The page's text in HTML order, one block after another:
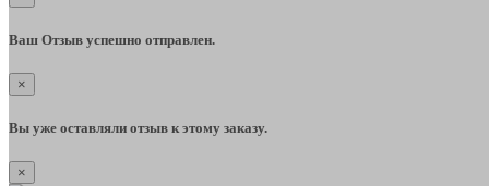
Ваш Отзыв успешно отправлен.
×
Вы уже оставляли отзыв к этому заказу.
×